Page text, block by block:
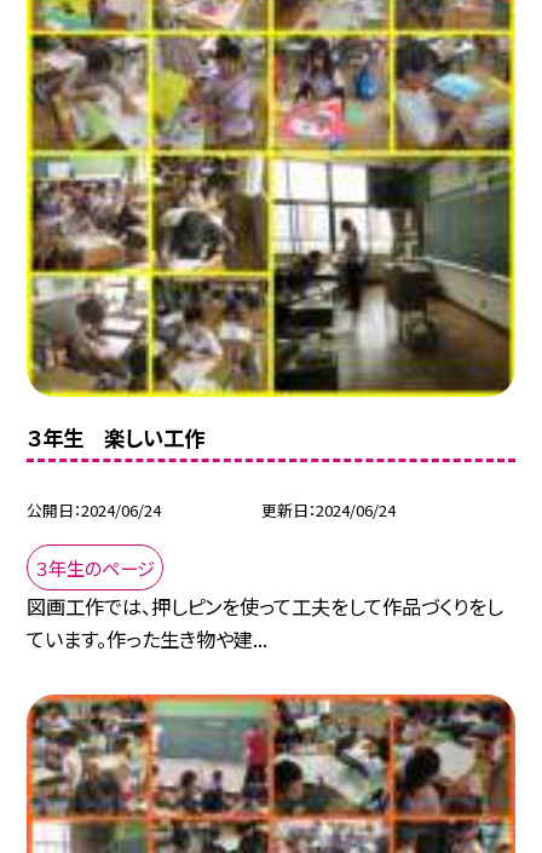
３年生 楽しい工作
公開日 2024/06/24 更新日 2024/06/24
３年生のページ
図画工作では、押しピンを使って工夫をして作品づくりをし
ています。作った生き物や建...